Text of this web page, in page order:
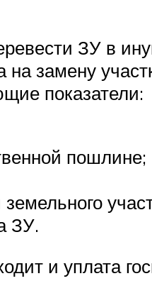
ЗУ в
на замену
показатели:
пошлине;
ЗУ.
и уплата